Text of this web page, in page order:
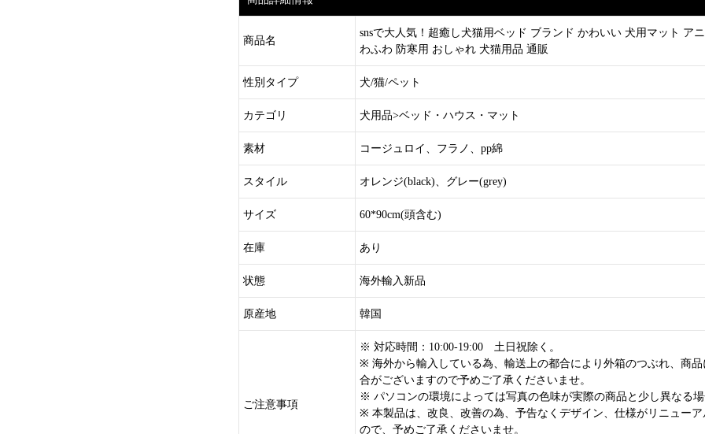
商品名
snsで大人気！超癒し犬猫用ベッド ブランド かわいい 犬用マット ア
わふわ 防寒用 おしゃれ 犬猫用品 通販
性別タイプ 犬/猫/ペット
カテゴリ 犬用品>ベッド・ハウス・マット
素材 コージュロイ、フラノ、pp綿
スタイル オレンジ(black)、グレー(grey)
サイズ 60*90cm(頭含む)
在庫 あり
状態 海外輸入新品
原産地 韓国
ご注意事項
※ 対応時間：10:00-19:00 土日祝除く。
※ 海外から輸入している為、輸送上の都合により外箱のつぶれ、商
合がございますので予めご了承くださいませ。
※ パソコンの環境によっては写真の色味が実際の商品と少し異なる場
※ 本製品は、改良、改善の為、予告なくデザイン、仕様がリニュー
ので、予めご了承くださいませ。